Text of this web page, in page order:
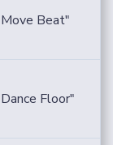
Beat"
Floor"